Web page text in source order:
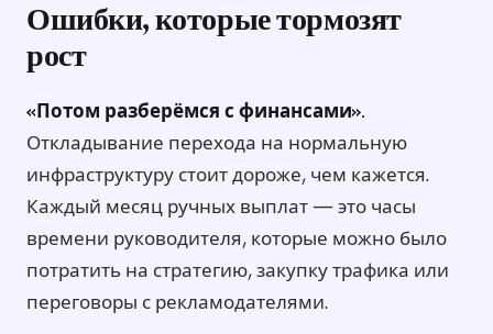
Ошибки, которые тормозят
рост
«Потом разберёмся с финансами».
Откладывание перехода на нормальную
инфраструктуру стоит дороже, чем кажется.
Каждый месяц ручных выплат — это часы
времени руководителя, которые можно было
потратить на стратегию, закупку трафика или
переговоры с рекламодателями.